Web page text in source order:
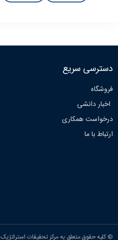
دسترسی سریع
فروشگاه
اخبار دانشی
درخواست همکاری
ارتباط با ما
© کلیه حقوق متعلق به مرکز تحقیقات